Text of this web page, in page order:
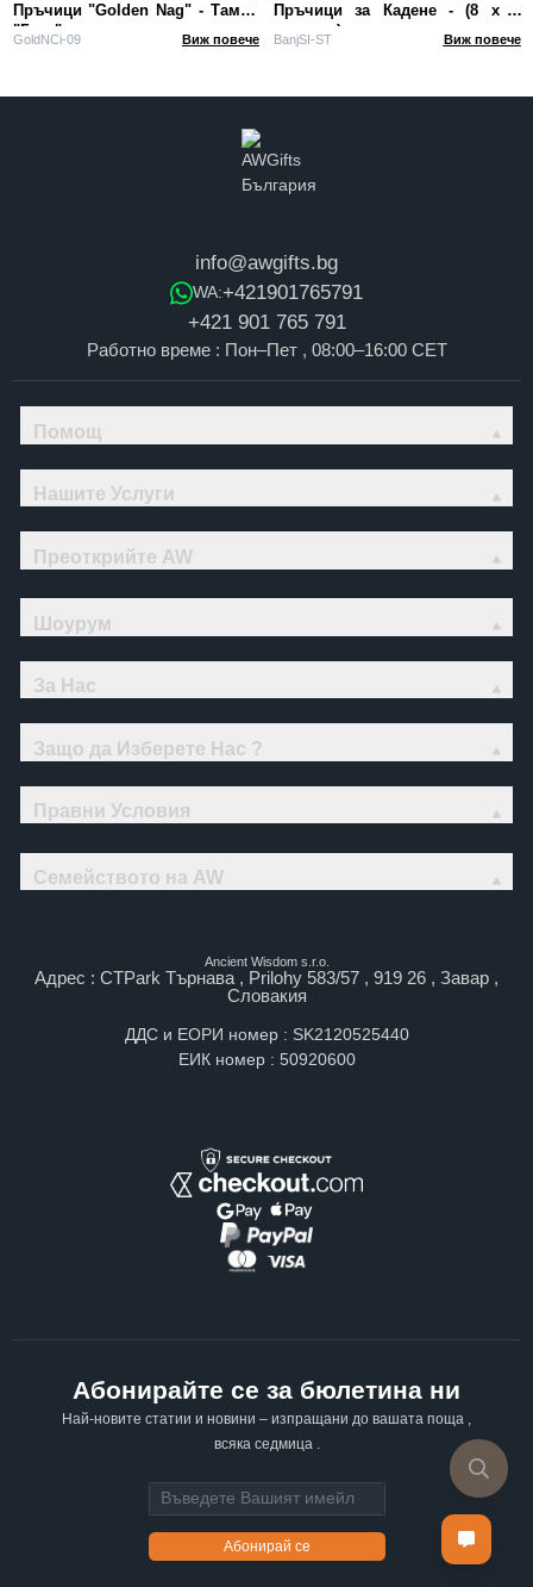
Пръчици "Golden Nag" - Тамян
"Гора"
GoldNCi-09 Виж повече
Пръчици за Кадене - (8 x 6
аромата)
BanjSI-ST Виж повече
info@awgifts.bg
WA:+421901765791
+421 901 765 791
Работно време : Пон–Пет , 08:00–16:00 CET
Помощ
Нашите Услуги
Преоткрийте AW
Шоурум
За Нас
Защо да Изберете Нас ?
Правни Условия
Семейството на AW
Ancient Wisdom s.r.o.
Адрес : CTPark Търнава , Prilohy 583/57 , 919 26 , Завар ,
Словакия
ДДС и ЕОРИ номер : SK2120525440
ЕИК номер : 50920600
Абонирайте се за бюлетина ни
Най-новите статии и новини – изпращани до вашата поща ,
всяка седмица .
Email address
Абонирай се